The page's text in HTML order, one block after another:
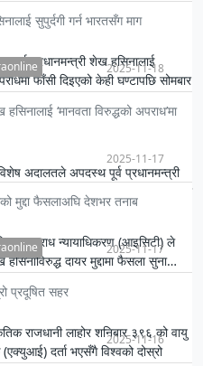
सुपुर्दगी गर्न भारतसँग माग
प्रधानमन्त्री शेख हसिनालाई
फाँसी दिइएको केही घण्टापछि सोमबार
2025-11-18
‘मानवता विरुद्धको अपराध’मा
अदालतले अपदस्थ पूर्व प्रधानमन्त्री
को जुलाई-अगस्ट विद्यार्थी विद्रोहका
2025-11-17
मुद्दा फैसलाअघि देशभर तनाब
अपराध न्यायाधिकरण (आइसिटी) ले
हसिनाविरुद्ध दायर मुद्दामा फैसला सुना…
2025-11-17
प्रदूषित सहर
राजधानी लाहोर शनिबार ३९६ को वायु
दर्ता भएसँगै विश्वको दोस्रो
2025-11-16